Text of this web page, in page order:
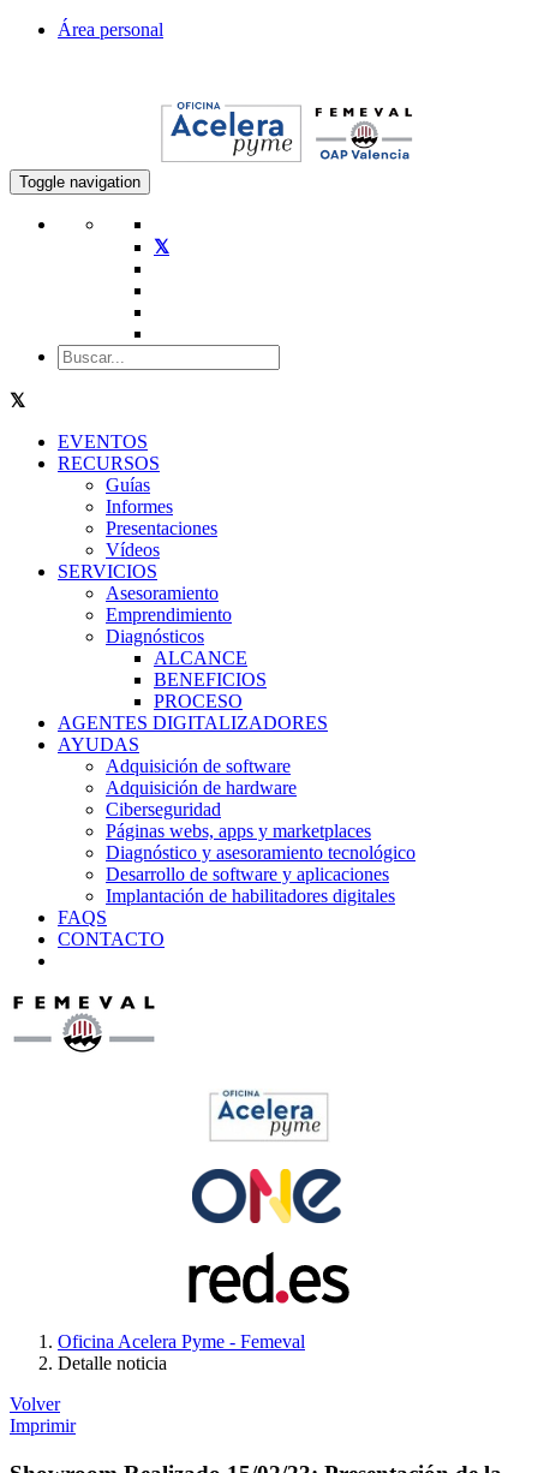
Área personal
Toggle navigation
EVENTOS
RECURSOS
Guías
Informes
Presentaciones
Vídeos
SERVICIOS
Asesoramiento
Emprendimiento
Diagnósticos
ALCANCE
BENEFICIOS
PROCESO
AGENTES DIGITALIZADORES
AYUDAS
Adquisición de software
Adquisición de hardware
Ciberseguridad
Páginas webs, apps y marketplaces
Diagnóstico y asesoramiento tecnológico
Desarrollo de software y aplicaciones
Implantación de habilitadores digitales
FAQS
CONTACTO
Oficina Acelera Pyme - Femeval
Detalle noticia
Volver
Imprimir